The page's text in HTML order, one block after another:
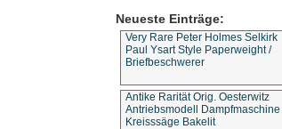
Neueste Einträge:
Very Rare Peter Holmes Selkirk
Paul Ysart Style Paperweight /
Briefbeschwerer
Antike Rarität Orig. Oesterwitz
Antriebsmodell Dampfmaschine
Kreisssäge Bakelit